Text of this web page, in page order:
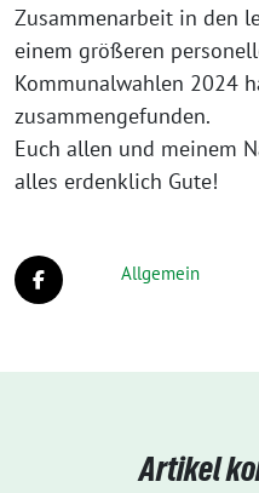
Zusammenarbeit in den
einem größeren
Kommunalwahlen 2024
zusammengefunden.
Euch allen und meinem
alles erdenklich Gute!
Allgemein
Artikel